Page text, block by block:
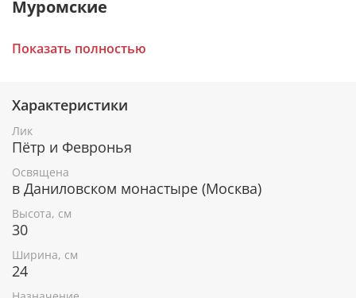
Муромские
Рождение в семье здоровых детей.
Благословение на брак и укрепление семейных
уз.
Икона уже освящена
Лик изготовлен методом УФ-печати в России.
Освящен в Даниловском монастыре по всем
канонам Православной церкви. Икона поставляется
в коробке с изображением монастыря, к каждой
иконе прилагается сертификат.
Показать полностью
Характеристики
Лик
Пётр и Февронья
Освящена
в Даниловском монастыре (Москва)
Высота, см
30
Ширина, см
24